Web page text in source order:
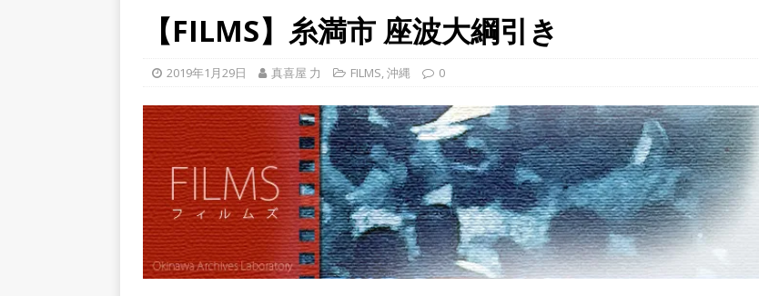
【FILMS】糸満市 座波大綱引き
2019年1月29日 真喜屋 力 FILMS,沖縄 0